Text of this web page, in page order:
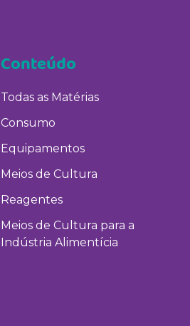
Conteúdo
Todas as Matérias
Consumo
Equipamentos
Meios de Cultura
Reagentes
Meios de Cultura para a
Indústria Alimentícia